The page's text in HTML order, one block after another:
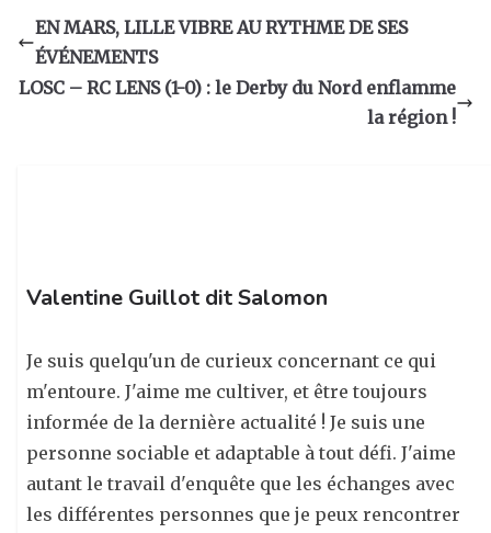
a
g
ra
e
b
o
e
n
g
EN MARS, LILLE VIBRE AU RYTHME DE SES
ÉVÉNEMENTS
LOSC – RC LENS (1-0) : le Derby du Nord enflamme
la région !
Valentine Guillot dit Salomon
Je suis quelqu'un de curieux concernant ce qui
m'entoure. J'aime me cultiver, et être toujours
informée de la dernière actualité ! Je suis une
personne sociable et adaptable à tout défi. J'aime
autant le travail d'enquête que les échanges avec
les différentes personnes que je peux rencontrer